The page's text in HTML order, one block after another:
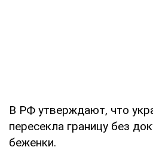
В РФ утверждают, что
пересекла границу без
беженки.